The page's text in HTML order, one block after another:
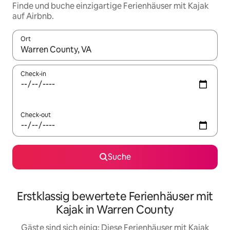
Finde und buche einzigartige Ferienhäuser mit Kajak
auf Airbnb.
Ort
Wenn Ergebnisse verfügbar sind, navigiere mit den
Check-in
Check-out
Suche
Erstklassig bewertete Ferienhäuser mit
Kajak in Warren County
Gäste sind sich einig: Diese Ferienhäuser mit Kajak